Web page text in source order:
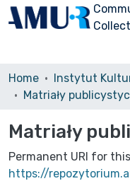
Home
Matriały
Matriały
Permanent URI for
https://